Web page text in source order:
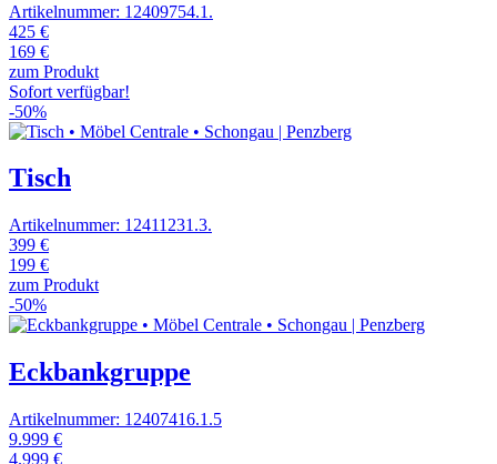
Artikelnummer: 12409754.1.
425 €
169 €
zum Produkt
Sofort verfügbar!
-50%
Tisch
Artikelnummer: 12411231.3.
399 €
199 €
zum Produkt
-50%
Eckbankgruppe
Artikelnummer: 12407416.1.5
9.999 €
4.999 €